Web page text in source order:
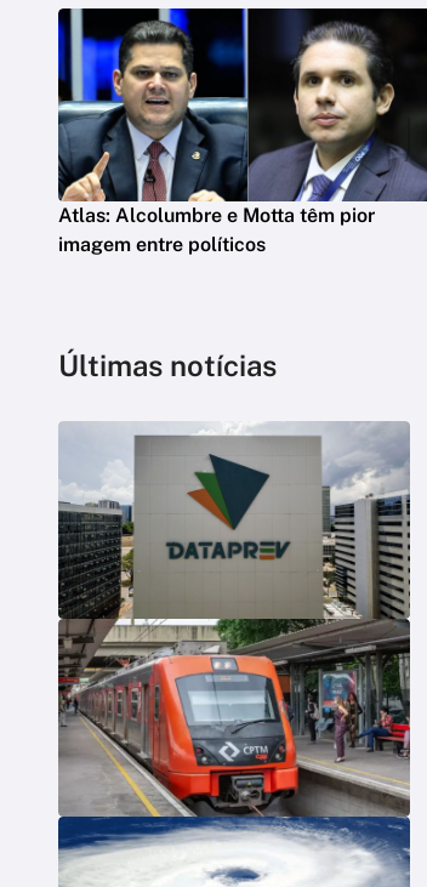
Atlas: Alcolumbre e Motta têm pior
imagem entre políticos
Últimas notícias